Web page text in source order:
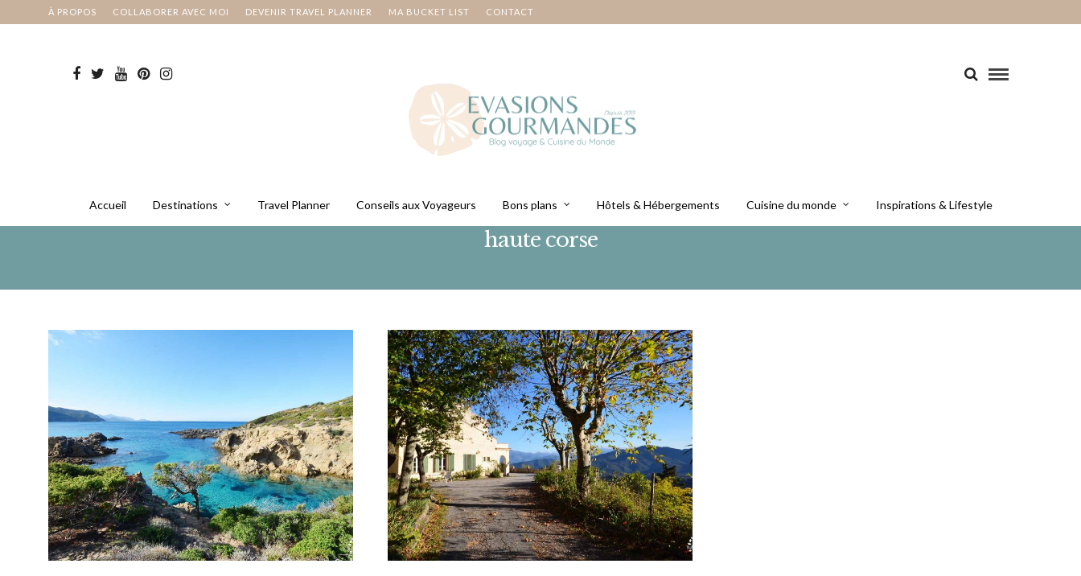
À PROPOS COLLABORER AVEC MOI DEVENIR TRAVEL PLANNER MA BUCKET LIST CONTACT
Accueil Destinations Travel Planner Conseils aux Voyageurs Bons plans Hôtels & Hébergements Cuisine du monde Inspirations & Lifestyle
haute corse